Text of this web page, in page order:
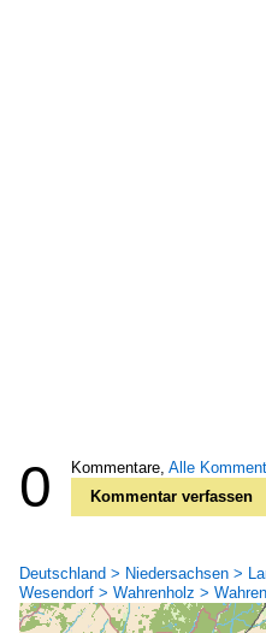
0 Kommentare, Alle
Kommentar verfassen
Deutschland > Niedersachsen >
Wesendorf > Wahrenholz >